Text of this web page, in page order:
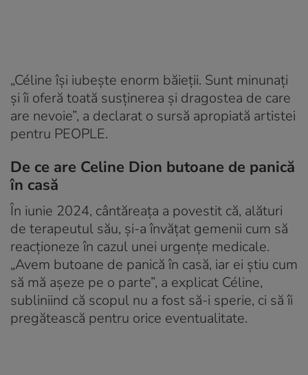
„Céline își iubește enorm băieții. Sunt minunați
și îi oferă toată susținerea și dragostea de care
are nevoie”, a declarat o sursă apropiată artistei
pentru PEOPLE.
De ce are Celine Dion butoane de panică
în casă
În iunie 2024, cântăreața a povestit că, alături
de terapeutul său, și-a învățat gemenii cum să
reacționeze în cazul unei urgențe medicale.
„Avem butoane de panică în casă, iar ei știu cum
să mă așeze pe o parte”, a explicat Céline,
subliniind că scopul nu a fost să-i sperie, ci să îi
pregătească pentru orice eventualitate.